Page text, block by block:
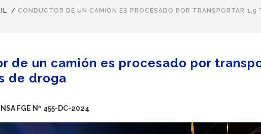
/ CONDUCTOR DE UN CAMIÓN ES PROCESADO POR TRANSPORTAR 1,5
de un camión es procesado por
de droga
FGE Nº 455-DC-2024